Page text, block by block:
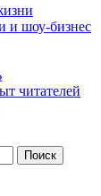
и шоу-бизнес
читателей